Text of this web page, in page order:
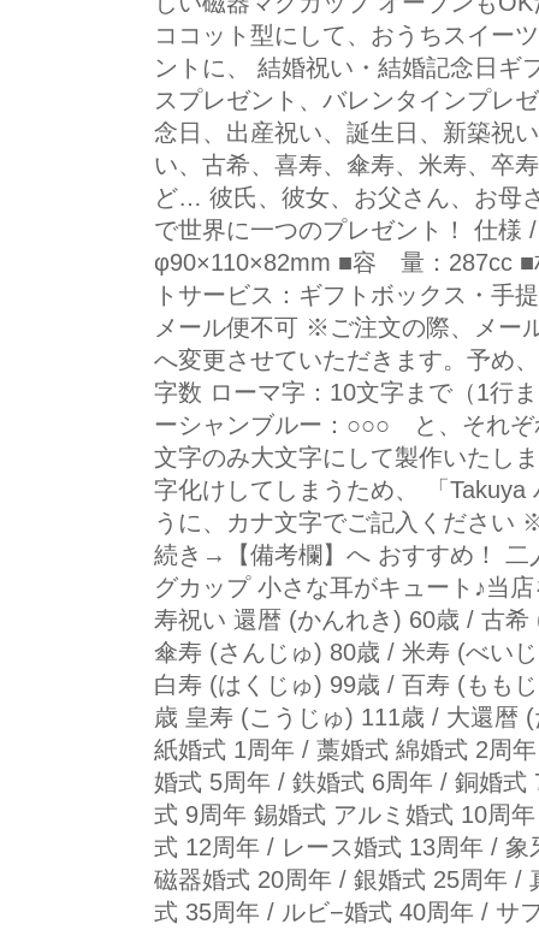
ココット型にして、おうちスイー
ントに、 結婚祝い・結婚記念日ギ
スプレゼント、バレンタインプレ
念日、出産祝い、誕生日、新築祝
い、古希、喜寿、傘寿、米寿、卒
ど… 彼氏、彼女、お父さん、お母
で世界に一つのプレゼント！ 仕様
φ90×110×82mm ■容 量：287cc
トサービス：ギフトボックス・手
メール便不可 ※ご注文の際、メー
へ変更させていただきます。予め
字数 ローマ字：10文字まで（1行
ーシャンブルー：○○○ と、それ
文字のみ大文字にして製作いたし
字化けしてしまうため、 「
うに、カナ文字でご記入くださ
続き→【備考欄】へ おすすめ！
グカップ 小さな耳がキュート♪当
寿祝い 還暦 (かんれき) 60歳 / 古
傘寿 (さんじゅ) 80歳 / 米寿 (べい
白寿 (はくじゅ) 99歳 / 百寿 (もも
歳 皇寿 (こうじゅ) 111歳 / 大還暦
紙婚式 1周年 / 藁婚式 綿婚式 2周
婚式 5周年 / 鉄婚式 6周年 / 銅婚
式 9周年 錫婚式 アルミ婚式 10周
式 12周年 / レース婚式 13周年 /
磁器婚式 20周年 / 銀婚式 25周年 /
式 35周年 / ルビ−婚式 40周年 / サ